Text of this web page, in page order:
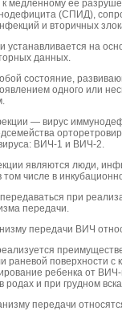
медленному ее
(СПИД),
и вторичных
на
данных.
состояние,
одного или
— вирус
ВИЧ-1 и ВИЧ-2.
являются люди,
том числе в
при
передачи.
передачи ВИЧ
раневой поверхности с
ребенка от
родах и при грудном
передачи